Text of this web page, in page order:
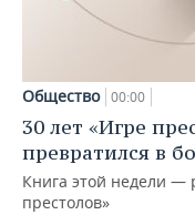
Общество 00:00
30 лет «Игре
превратился в
Книга этой недели
престолов»